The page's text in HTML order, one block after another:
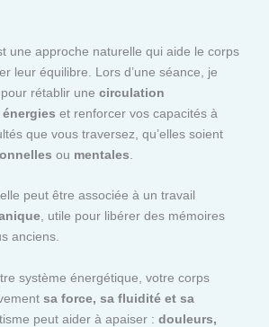
une approche naturelle qui aide le corps
leur équilibre. Lors d’une séance, je
rétablir une circulation
et renforcer vos capacités à
que vous traversez, qu’elles soient
ou mentales
peut être associée à un travail
, utile pour libérer des mémoires
anciens.
système énergétique, votre corps
sa force, sa fluidité et sa
peut aider à apaiser : douleurs,